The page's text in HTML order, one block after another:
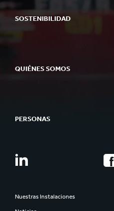
SOSTENIBILIDAD
QUIÉNES SOMOS
PERSONAS
Nuestras Instalaciones